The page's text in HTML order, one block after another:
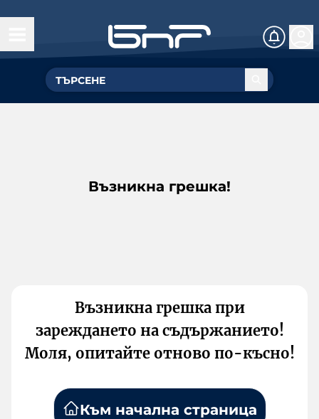
Възникна грешка!
Възникна грешка при
зареждането на съдържанието!
Моля, опитайте отново по-късно!
Към начална страница